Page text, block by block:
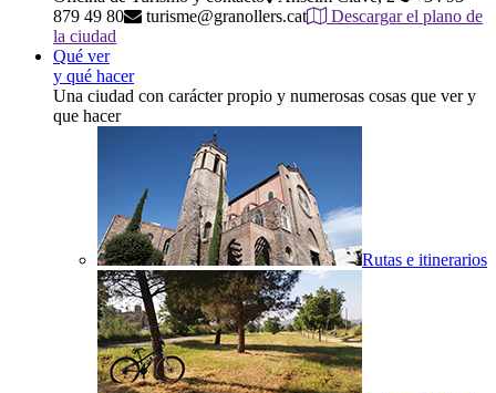
879 49 80
turisme@granollers.cat
Descargar el plano de
la ciudad
Qué ver
y qué hacer
Una ciudad con carácter propio y numerosas cosas que ver y
que hacer
Rutas e itinerarios